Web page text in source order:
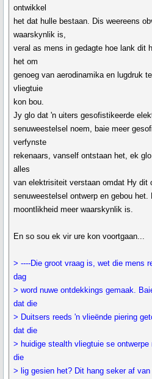
ontwikkel
het dat hulle bestaan. Dis weereens
waarskynlik is,
veral as mens in gedagte hoe lank dit
het om
genoeg van aerodinamika en lugdruk
vliegtuie
kon bou.
Jy glo dat 'n uiters gesofistikeerde
senuweestelsel noem, baie meer
verfynste
rekenaars, vanself ontstaan het, ek
alles
van elektrisiteit verstaan omdat Hy dit
senuweestelsel ontwerp en gebou
moontlikheid meer waarskynlik is.
En so sou ek vir ure kon voortgaan...
> ----Die groot vraag is, wet die mens
dag
> word nuwe ontdekkings gemaak.
dat die
> Duitsers reeds 'n vlieënde piering
dat die
> huidige stealth vliegtuie se
die
> lig gesien het? Dit hang seker af